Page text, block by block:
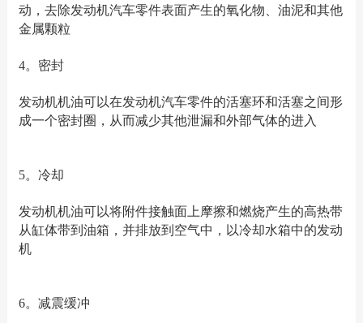
动，去除发动机汽车零件表面产生的氧化物、油泥和其他
金属颗粒
4。密封
发动机机油可以在发动机汽车零件的活塞环和活塞之间形
成一个密封圈，从而减少其他泄漏和外部气体的进入
5。冷却
发动机机油可以将附件接触面上摩擦和燃烧产生的高热带
从缸体带到油箱，并排放到空气中，以冷却水箱中的发动
机
6。减震缓冲